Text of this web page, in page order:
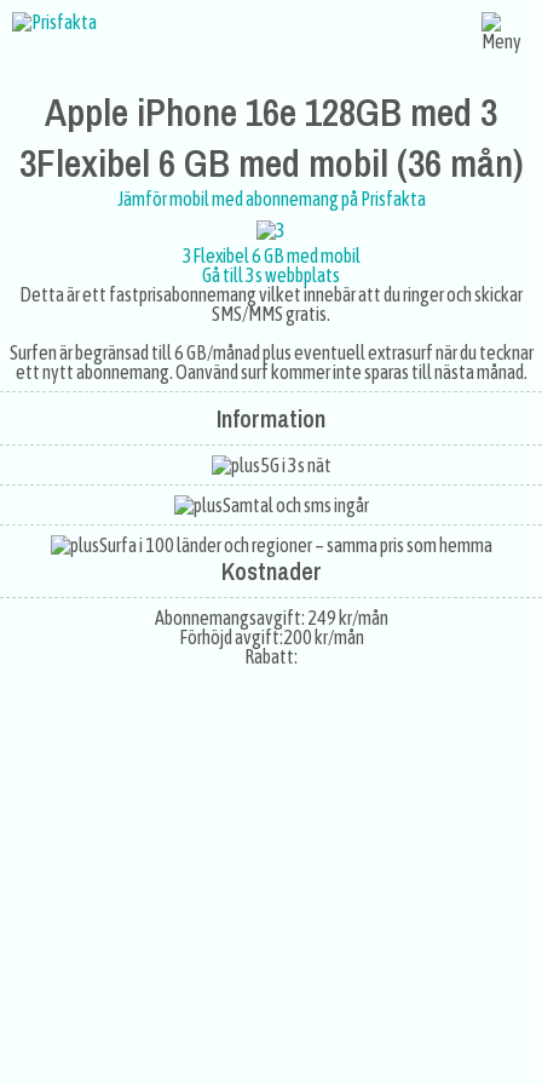
Apple iPhone 16e 128GB med 3
3Flexibel 6 GB med mobil (36 mån)
Jämför mobil med abonnemang på Prisfakta
3Flexibel 6 GB med mobil
Gå till 3s webbplats
Detta är ett fastprisabonnemang vilket innebär att du ringer och skickar
SMS/MMS gratis.
Surfen är begränsad till 6 GB/månad plus eventuell extrasurf när du tecknar
ett nytt abonnemang. Oanvänd surf kommer inte sparas till nästa månad.
Information
5G i 3s nät
Samtal och sms ingår
Surfa i 100 länder och regioner – samma pris som hemma
Kostnader
Abonnemangsavgift: 249 kr/mån
Förhöjd avgift:200 kr/mån
Rabatt: